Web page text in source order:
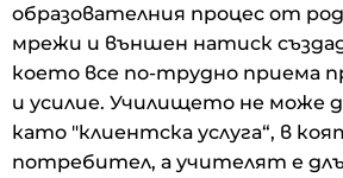
образователния процес от
мрежи и външен натиск
което все по-трудно приема
и усилие. Училището не може
като "клиентска услуга“, в
потребител, а учителят е